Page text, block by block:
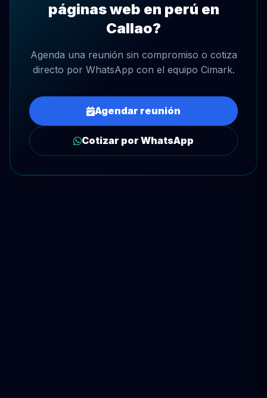
páginas web en perú en
Callao?
Agenda una reunión sin compromiso o cotiza
directo por WhatsApp con el equipo Cimark.
Agendar reunión
Cotizar por WhatsApp